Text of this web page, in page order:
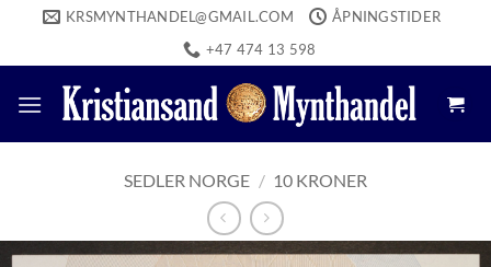
content
KRSMYNTHANDEL@GMAIL.COM
ÅPNINGSTIDER
+47 474 13 598
SEDLER NORGE / 10 KRONER